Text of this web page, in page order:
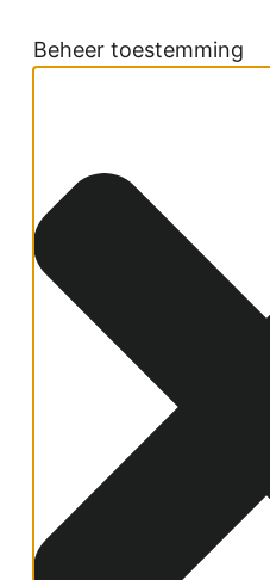
Beheer toestemming